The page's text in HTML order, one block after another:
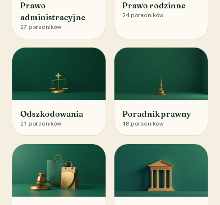
Prawo
administracyjne
27 poradników
Prawo rodzinne
24 poradników
Odszkodowania
21 poradników
Poradnik prawny
18 poradników